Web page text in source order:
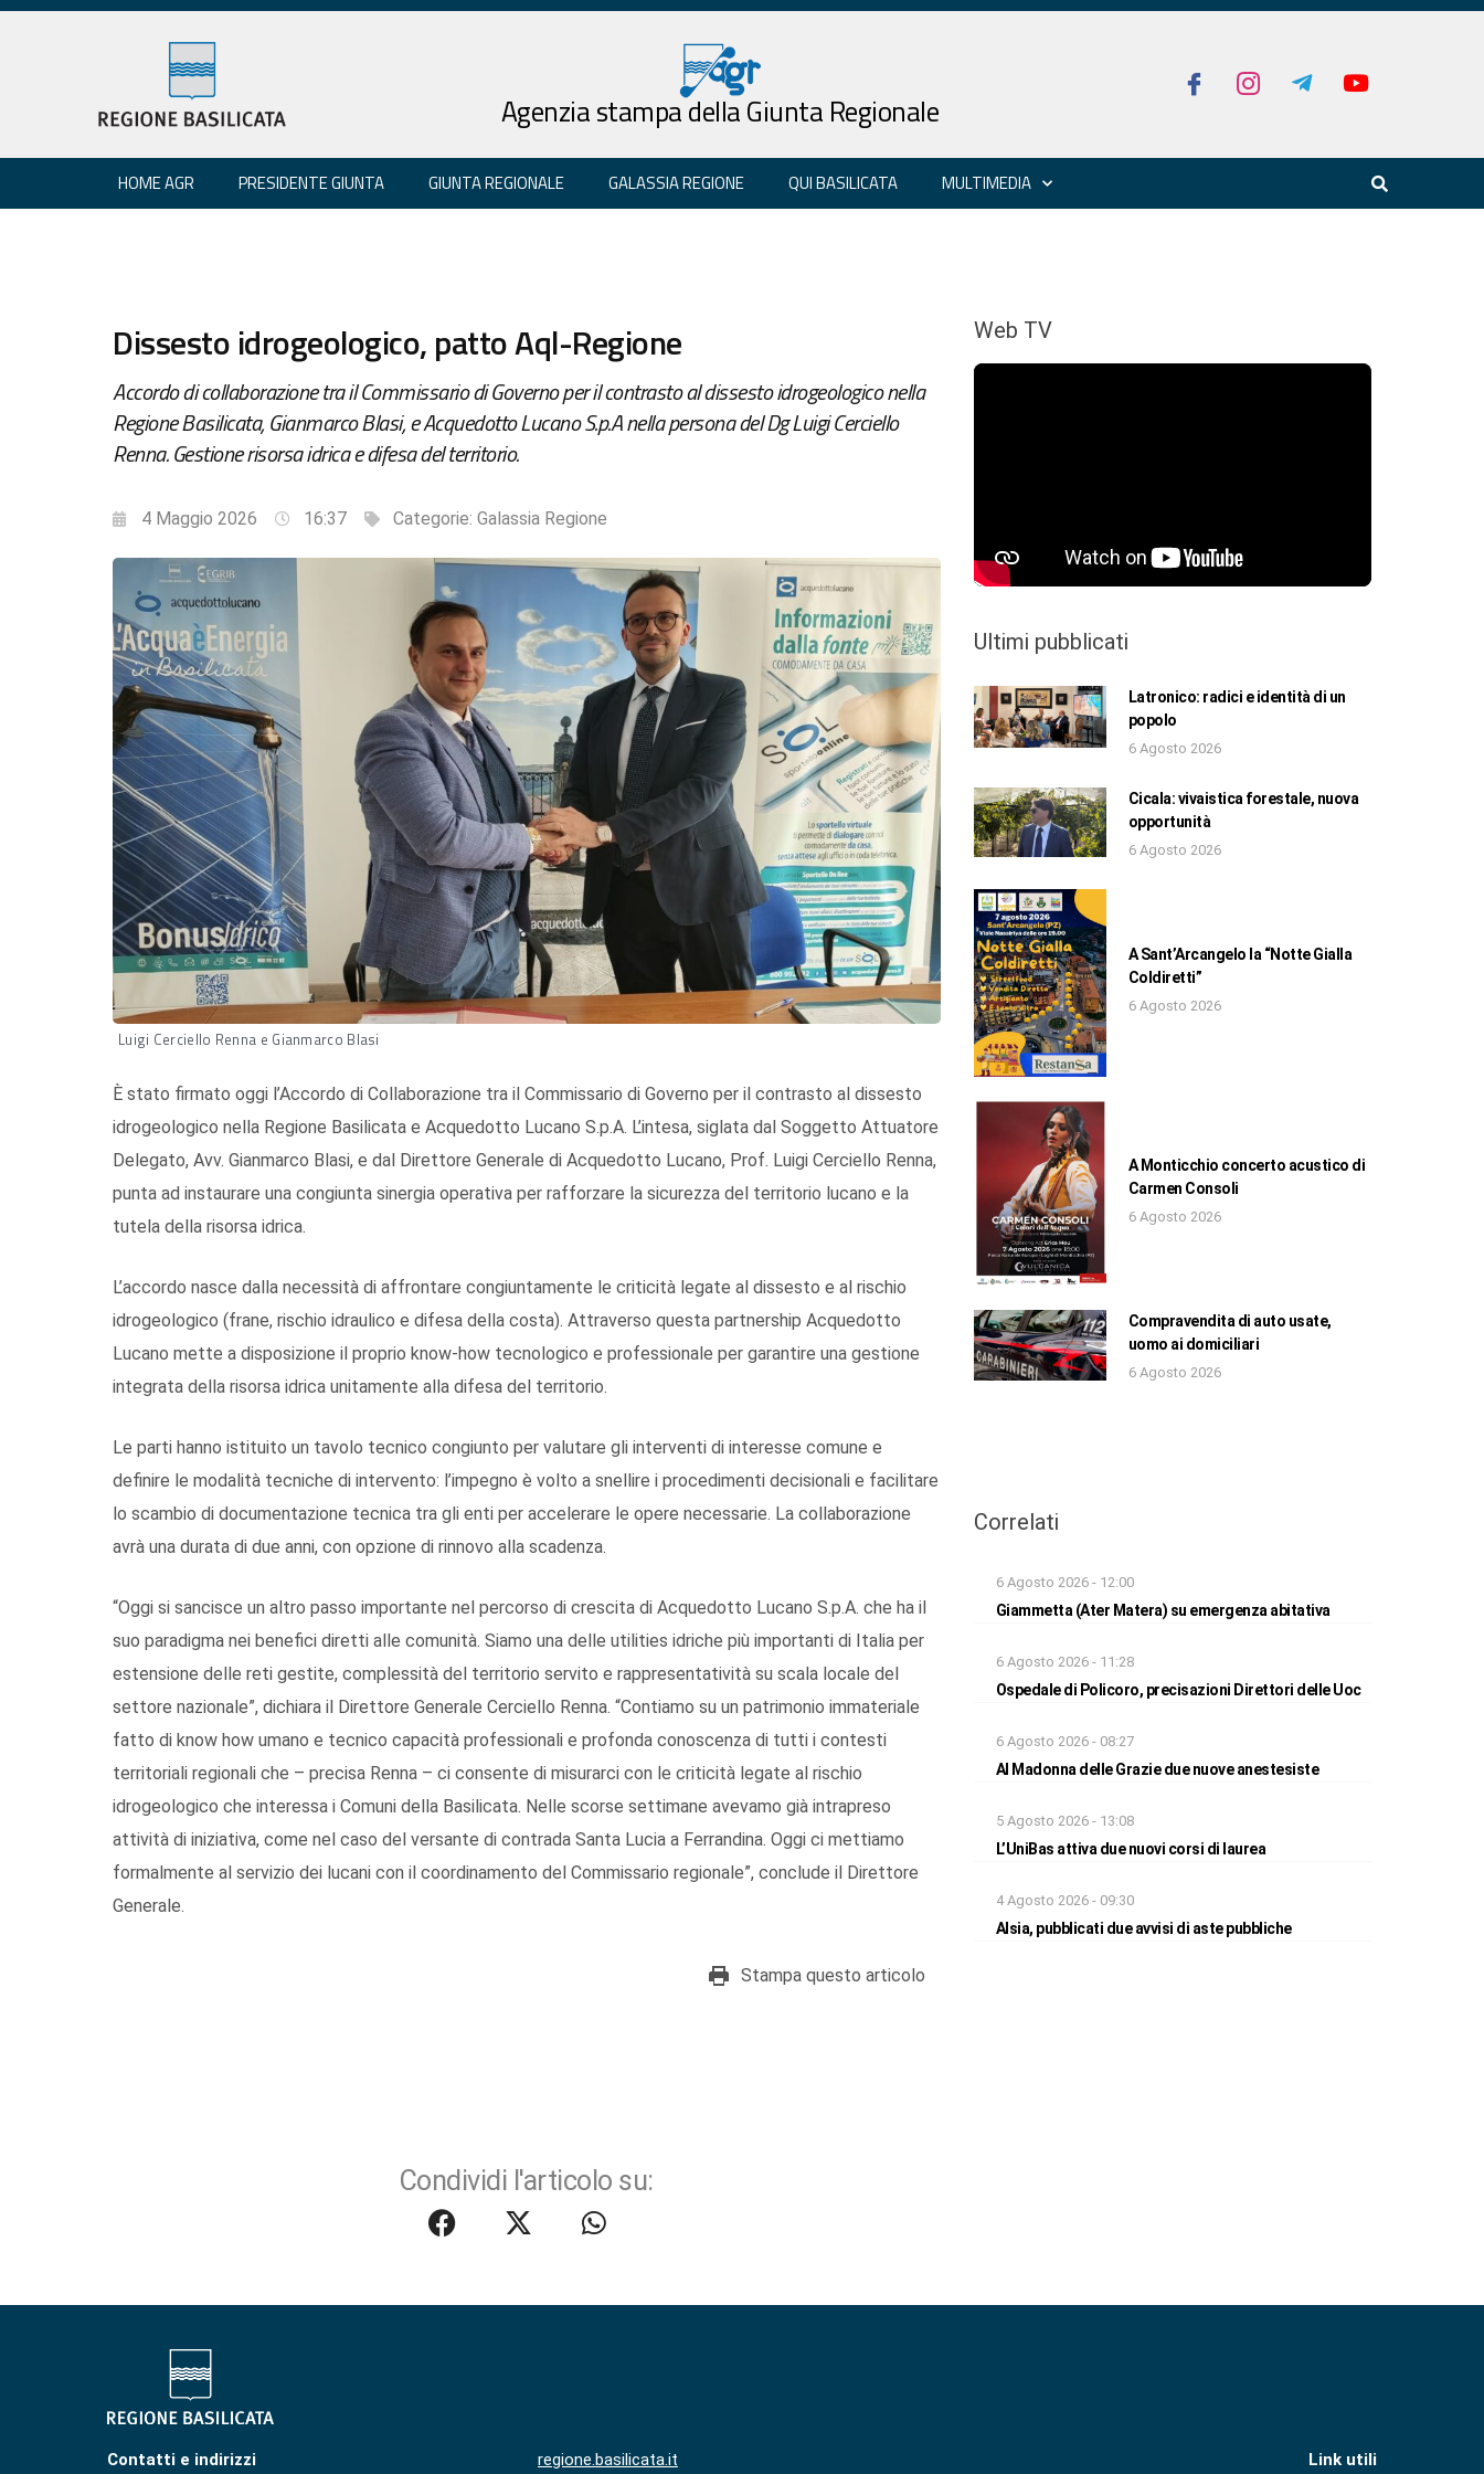
Agenzia stampa della Giunta Regionale
HOME AGR PRESIDENTE GIUNTA GIUNTA REGIONALE GALASSIA REGIONE QUI BASILICATA MULTIMEDIA
Dissesto idrogeologico, patto Aql-Regione
Accordo di collaborazione tra il Commissario di Governo per il contrasto al dissesto idrogeologico nella
Regione Basilicata, Gianmarco Blasi, e Acquedotto Lucano S.p.A nella persona del Dg Luigi Cerciello
Renna. Gestione risorsa idrica e difesa del territorio.
4 Maggio 2026 16:37 Categorie: Galassia Regione
Luigi Cerciello Renna e Gianmarco Blasi
È stato firmato oggi l’Accordo di Collaborazione tra il Commissario di Governo per il contrasto al dissesto
idrogeologico nella Regione Basilicata e Acquedotto Lucano S.p.A. L’intesa, siglata dal Soggetto Attuatore
Delegato, Avv. Gianmarco Blasi, e dal Direttore Generale di Acquedotto Lucano, Prof. Luigi Cerciello Renna,
punta ad instaurare una congiunta sinergia operativa per rafforzare la sicurezza del territorio lucano e la
tutela della risorsa idrica.
L’accordo nasce dalla necessità di affrontare congiuntamente le criticità legate al dissesto e al rischio
idrogeologico (frane, rischio idraulico e difesa della costa). Attraverso questa partnership Acquedotto
Lucano mette a disposizione il proprio know-how tecnologico e professionale per garantire una gestione
integrata della risorsa idrica unitamente alla difesa del territorio.
Le parti hanno istituito un tavolo tecnico congiunto per valutare gli interventi di interesse comune e
definire le modalità tecniche di intervento: l’impegno è volto a snellire i procedimenti decisionali e facilitare
lo scambio di documentazione tecnica tra gli enti per accelerare le opere necessarie. La collaborazione
avrà una durata di due anni, con opzione di rinnovo alla scadenza.
“Oggi si sancisce un altro passo importante nel percorso di crescita di Acquedotto Lucano S.p.A. che ha il
suo paradigma nei benefici diretti alle comunità. Siamo una delle utilities idriche più importanti di Italia per
estensione delle reti gestite, complessità del territorio servito e rappresentatività su scala locale del
settore nazionale”, dichiara il Direttore Generale Cerciello Renna. “Contiamo su un patrimonio immateriale
fatto di know how umano e tecnico capacità professionali e profonda conoscenza di tutti i contesti
territoriali regionali che – precisa Renna – ci consente di misurarci con le criticità legate al rischio
idrogeologico che interessa i Comuni della Basilicata. Nelle scorse settimane avevamo già intrapreso
attività di iniziativa, come nel caso del versante di contrada Santa Lucia a Ferrandina. Oggi ci mettiamo
formalmente al servizio dei lucani con il coordinamento del Commissario regionale”, conclude il Direttore
Generale.
Stampa questo articolo
Condividi l'articolo su:
Web TV
Ultimi pubblicati
Latronico: radici e identità di un
popolo
6 Agosto 2026
Cicala: vivaistica forestale, nuova
opportunità
6 Agosto 2026
A Sant’Arcangelo la “Notte Gialla
Coldiretti”
6 Agosto 2026
A Monticchio concerto acustico di
Carmen Consoli
6 Agosto 2026
Compravendita di auto usate,
uomo ai domiciliari
6 Agosto 2026
Correlati
6 Agosto 2026 - 12:00
Giammetta (Ater Matera) su emergenza abitativa
6 Agosto 2026 - 11:28
Ospedale di Policoro, precisazioni Direttori delle Uoc
6 Agosto 2026 - 08:27
Al Madonna delle Grazie due nuove anestesiste
5 Agosto 2026 - 13:08
L’UniBas attiva due nuovi corsi di laurea
4 Agosto 2026 - 09:30
Alsia, pubblicati due avvisi di aste pubbliche
Contatti e indirizzi regione.basilicata.it Link utili